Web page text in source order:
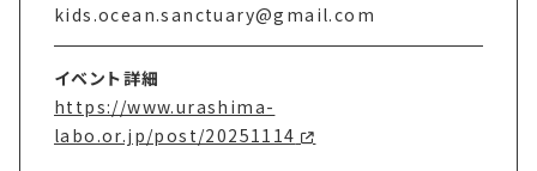
kids.ocean.sanctuary@gmail.com
イベント詳細
https://www.urashima-
labo.or.jp/post/20251114